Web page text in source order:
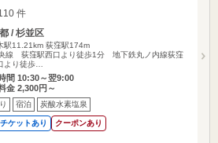
件
/ 杉並区
駅11.21km 荻窪駅174m
線 荻窪駅西口より徒歩1分 地下鉄丸ノ内線荻窪
より徒歩…
間 10:30～翌9:00
金 2,300円～
宿泊 炭酸水素塩泉
ケットあり クーポンあり